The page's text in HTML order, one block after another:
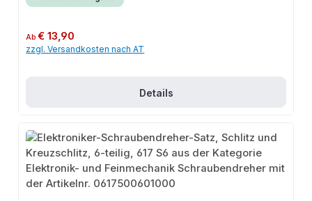
Regulärer Preis:
Ab€ 13,90
zzgl. Versandkosten nach AT
Details